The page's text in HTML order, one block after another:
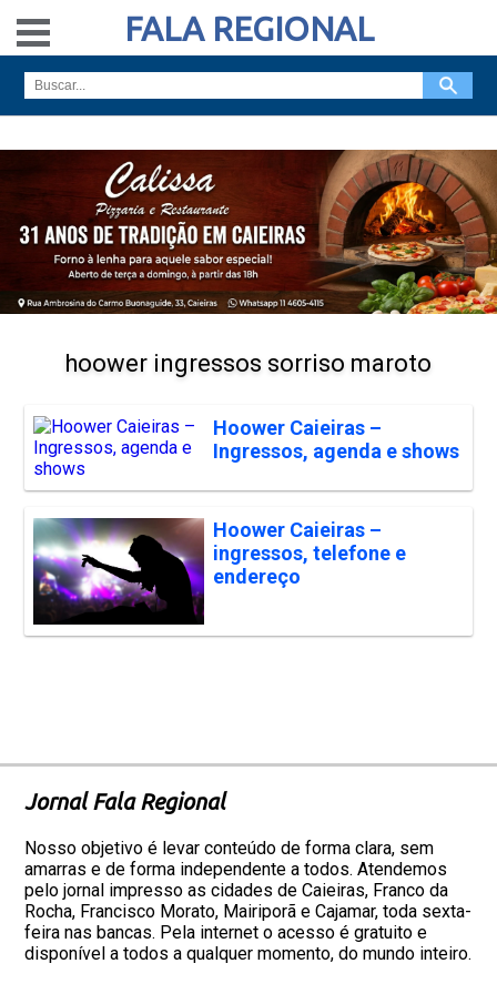
FALA REGIONAL
hoower ingressos sorriso maroto
Hoower Caieiras –
Ingressos, agenda e shows
Hoower Caieiras –
ingressos, telefone e
endereço
Jornal Fala Regional
Nosso objetivo é levar conteúdo de forma clara, sem
amarras e de forma independente a todos. Atendemos
pelo jornal impresso as cidades de Caieiras, Franco da
Rocha, Francisco Morato, Mairiporã e Cajamar, toda sexta-
feira nas bancas. Pela internet o acesso é gratuito e
disponível a todos a qualquer momento, do mundo inteiro.